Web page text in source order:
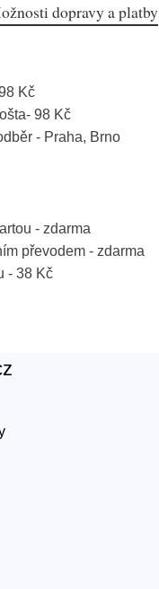
dopravy a platby
Kč
98 Kč
- Praha, Brno
- zdarma
převodem - zdarma
- 38 Kč